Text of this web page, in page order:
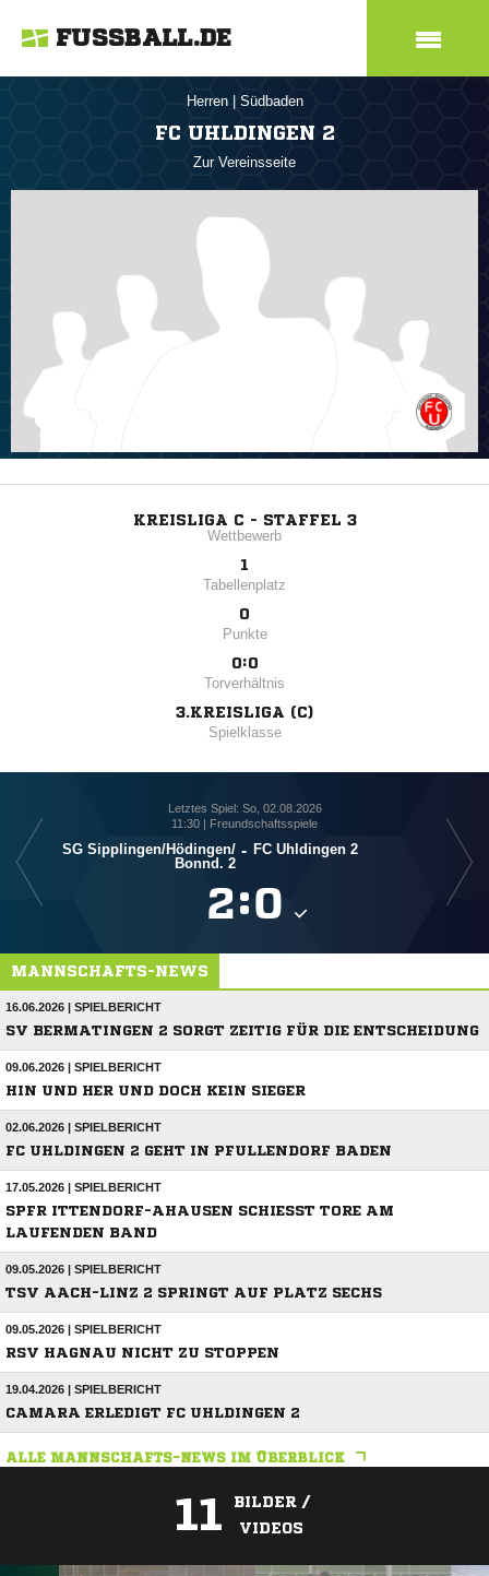
FUSSBALL.DE
Herren Südbaden
FC UHLDINGEN 2
Zur Vereinsseite
KREISLIGA C - STAFFEL 3
Wettbewerb
1
Tabellenplatz
0
Punkte
0:0
Torverhältnis
3.KREISLIGA (C)
Spielklasse
Letztes Spiel: So, 02.08.2026
11:30 | Freundschaftsspiele
SG Sipplingen/​Hödingen/​
Bonnd. 2
- FC Uhldingen 2
:
MANNSCHAFTS-NEWS
16.06.2026 | SPIELBERICHT
SV BERMATINGEN 2 SORGT ZEITIG FÜR DIE ENTSCHEIDUNG
09.06.2026 | SPIELBERICHT
HIN UND HER UND DOCH KEIN SIEGER
02.06.2026 | SPIELBERICHT
FC UHLDINGEN 2 GEHT IN PFULLENDORF BADEN
17.05.2026 | SPIELBERICHT
SPFR ITTENDORF-AHAUSEN SCHIESST TORE AM L
AUFENDEN BAND
09.05.2026 | SPIELBERICHT
TSV AACH-LINZ 2 SPRINGT AUF PLATZ SECHS
09.05.2026 | SPIELBERICHT
RSV HAGNAU NICHT ZU STOPPEN
19.04.2026 | SPIELBERICHT
CAMARA ERLEDIGT FC UHLDINGEN 2
ALLE MANNSCHAFTS-NEWS IM ÜBERBLICK
11
BILDER /
VIDEOS